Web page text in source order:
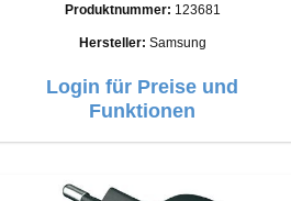
Anschlüsse: USB-C Output: 25W Farbe:
Weiss
Produktnummer: 123681
Hersteller: Samsung
Login für Preise und
Funktionen